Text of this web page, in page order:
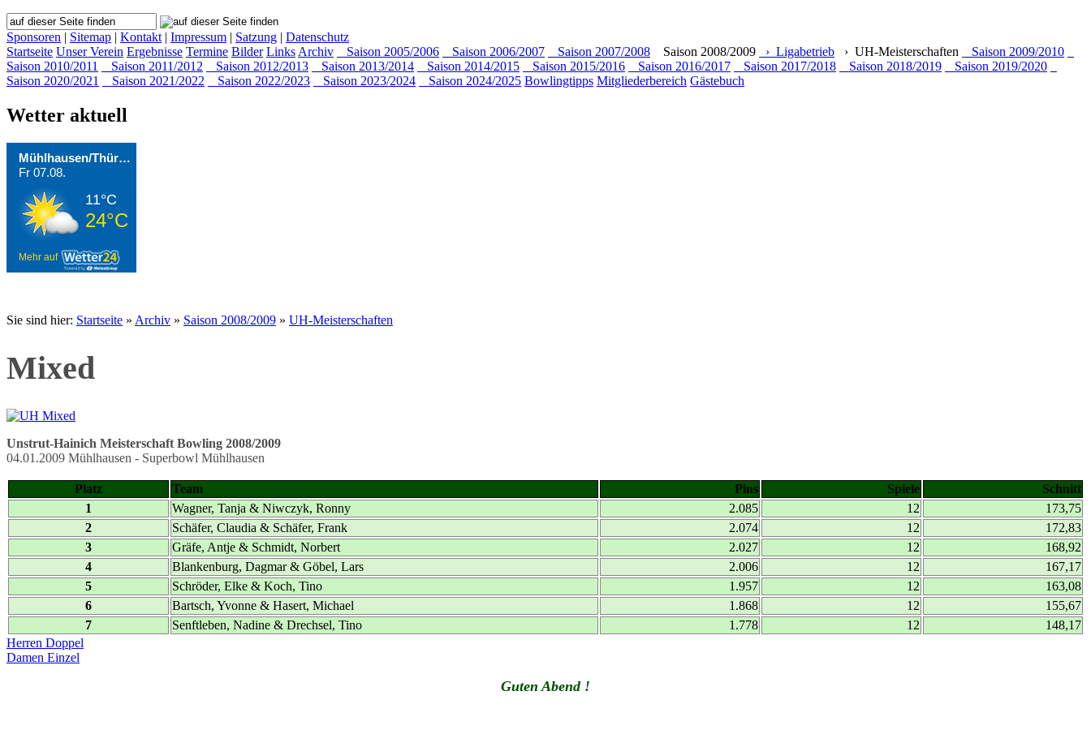
Sponsoren | Sitemap | Kontakt | Impressum | Satzung | Datenschutz
Startseite Unser Verein Ergebnisse Termine Bilder Links Archiv Saison 2005/2006 Saison 2006/2007 Saison 2007/2008 Saison 2008/2009 › Ligabetrieb › UH-Meisterschaften
Saison 2009/2010
Saison 2010/2011
Saison 2011/2012 Saison 2012/2013 Saison 2013/2014 Saison 2014/2015 Saison 2015/2016 Saison 2016/2017 Saison 2017/2018 Saison 2018/2019
Saison 2019/2020
Saison 2020/2021
Saison 2021/2022 Saison 2022/2023 Saison 2023/2024 Saison 2024/2025 Bowlingtipps Mitgliederbereich Gästebuch
Wetter aktuell
Mühlhausen/Thüringen
Fr 07.08.
11°C
24°C
Mehr auf
Sie sind hier: Startseite » Archiv » Saison 2008/2009 » UH-Meisterschaften
Mixed
Unstrut-Hainich Meisterschaft Bowling 2008/2009
04.01.2009 Mühlhausen - Superbowl Mühlhausen
Platz Team Pins Spiele
Schnitt
1
Wagner, Tanja & Niwczyk, Ronny 2.085 12
173,75
2
Schäfer, Claudia & Schäfer, Frank 2.074 12
172,83
3
Gräfe, Antje & Schmidt, Norbert 2.027 12
168,92
4
Blankenburg, Dagmar & Göbel, Lars 2.006 12
167,17
5
Schröder, Elke & Koch, Tino 1.957 12
163,08
6
Bartsch, Yvonne & Hasert, Michael 1.868 12
155,67
7
Senftleben, Nadine & Drechsel, Tino 1.778 12
148,17
Herren Doppel
Damen Einzel
Guten Abend !